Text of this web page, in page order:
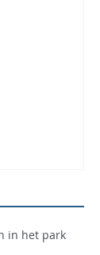
in het park